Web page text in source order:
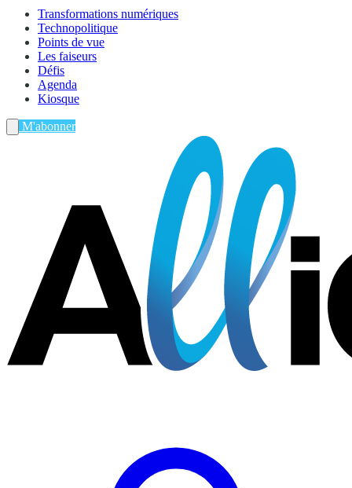
Transformations numériques
Technopolitique
Points de vue
Les faiseurs
Défis
Agenda
Kiosque
M'abonner